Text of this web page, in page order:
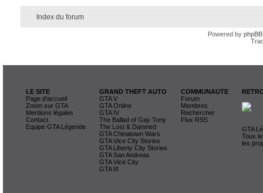
Index du forum
Powered by phpBB
LE SITE
Page d'accueil
Zoom sur GTA
Mentions légales
Contact
Equipe GTA Légende
GRAND THEFT AUTO
GTA V
GTA Online
GTA IV
The Ballad of Gay Tony
The Lost & Damned
GTA Chinatown Wars
GTA Vice City Stories
GTA Liberty City Stories
GTA San Andreas
GTA Vice City
GTA III
COMMUNAUTE
Forum
Membres
Rechercher
Flux RSS
GTA
Tous
les